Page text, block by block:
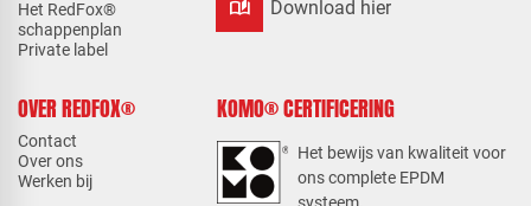
Het RedFox®
schappenplan
Private label
auto_stories Download hier
OVER REDFOX®
Contact
Over ons
Werken bij
KOMO® CERTIFICERING
Het bewijs van kwaliteit voor
ons complete EPDM